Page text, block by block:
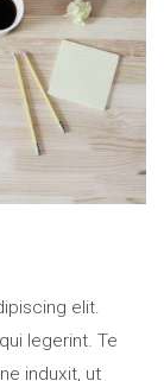
elit.
legerint. Te
induxit, ut